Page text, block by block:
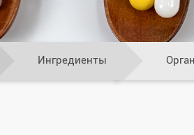
Ингредиенты